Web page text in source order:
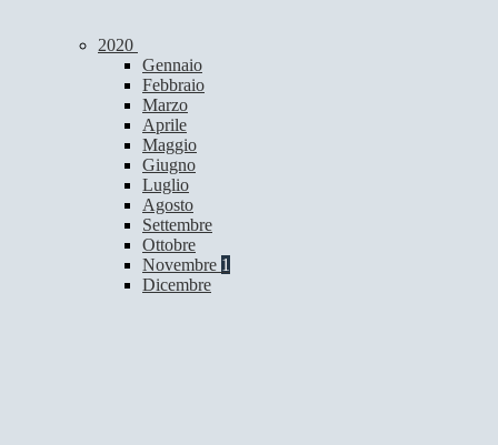
2020
Gennaio
Febbraio
Marzo
Aprile
Maggio
Giugno
Luglio
Agosto
Settembre
Ottobre
Novembre 1
Dicembre